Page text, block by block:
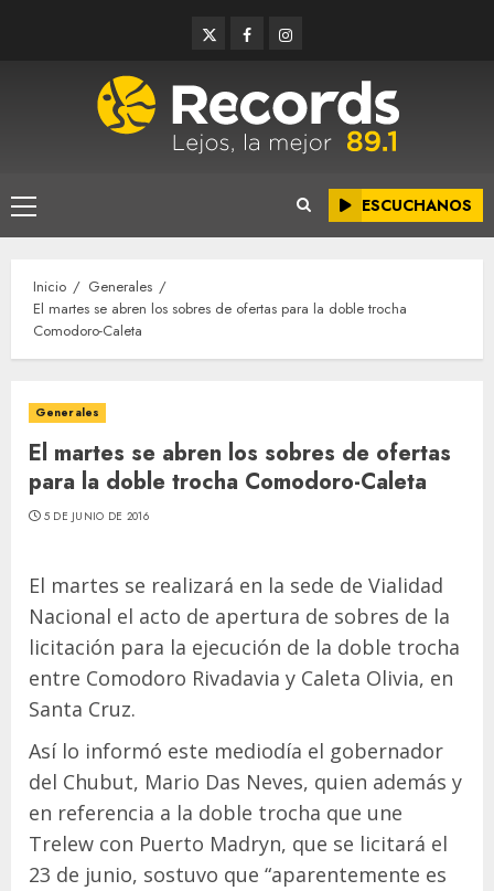
TwitterFacebookInstagram
Menú
principal
ESCUCHANOS
Inicio
Generales
El martes se abren los sobres de ofertas para la doble trocha
Comodoro-Caleta
Generales
El martes se abren los sobres de ofertas
para la doble trocha Comodoro-Caleta
5 DE JUNIO DE 2016
El martes se realizará en la sede de Vialidad
Nacional el acto de apertura de sobres de la
licitación para la ejecución de la doble trocha
entre Comodoro Rivadavia y Caleta Olivia, en
Santa Cruz.
Así lo informó este mediodía el gobernador
del Chubut, Mario Das Neves, quien además y
en referencia a la doble trocha que une
Trelew con Puerto Madryn, que se licitará el
23 de junio, sostuvo que “aparentemente es